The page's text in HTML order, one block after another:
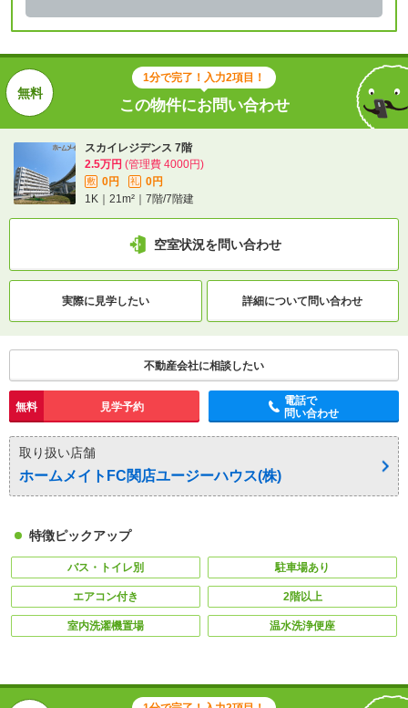
1分で完了！入力2項目！
この物件にお問い合わせ
スカイレジデンス 7階
2.5万円 (管理費 4000円)
敷 0円 礼
0円
1K｜21m²｜7階/7階建
空室状況を問い合わせ
実際に見学したい 詳細について 問い合わせ
不動産会社に相談したい
無料 見学予約
電話で
問い合わせ
取り扱い店舗
ホームメイトFC関店ユージーハウス(株)
特徴ピックアップ
バス・トイレ別 駐車場あり
エアコン付き 2階以上
室内洗濯機置場 温水洗浄便座